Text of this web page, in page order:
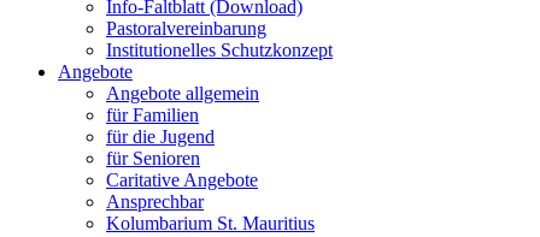
Info-Faltblatt (Download)
Pastoralvereinbarung
Institutionelles Schutzkonzept
Angebote
Angebote allgemein
für Familien
für die Jugend
für Senioren
Caritative Angebote
Ansprechbar
Kolumbarium St. Mauritius